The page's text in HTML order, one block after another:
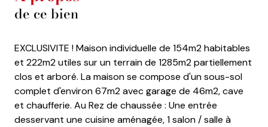
de ce bien
EXCLUSIVITE ! Maison individuelle de 154m2 habitables
et 222m2 utiles sur un terrain de 1285m2 partiellement
clos et arboré. La maison se compose d'un sous-sol
complet d'environ 67m2 avec garage de 46m2, cave
et chaufferie. Au Rez de chaussée : Une entrée
desservant une cuisine aménagée, 1 salon / salle à